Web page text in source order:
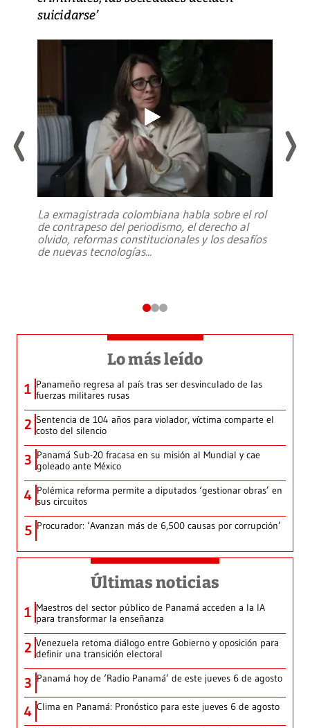
suicidarse’
La exmagistrada colombiana habla sobre el rol
de contrapeso del periodismo, el derecho al
olvido, reformas constitucionales y los desafíos
de nuevas tecnologías...
Lo más leído
1 Panameño regresa al país tras ser desvinculado de las
fuerzas militares rusas
2 Sentencia de 104 años para violador, víctima comparte el
costo del silencio
3 Panamá Sub-20 fracasa en su misión al Mundial y cae
goleado ante México
4 Polémica reforma permite a diputados ‘gestionar obras’ en
sus circuitos
5 Procurador: ‘Avanzan más de 6,500 causas por corrupción’
Últimas noticias
1 Maestros del sector público de Panamá acceden a la IA
para transformar la enseñanza
2 Venezuela retoma diálogo entre Gobierno y oposición para
definir una transición electoral
3 Panamá hoy de ‘Radio Panamá’ de este jueves 6 de agosto
4 Clima en Panamá: Pronóstico para este jueves 6 de agosto